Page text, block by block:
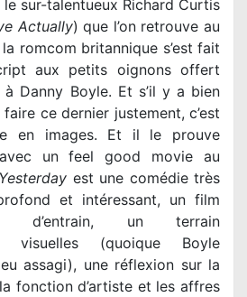
le sur-talentueux Richard Curtis
Actually) que l’on retrouve au
romcom britannique s’est fait
aux petits oignons offert
Danny Boyle. Et s’il y a bien
ce dernier justement, c’est
en images. Et il le prouve
un feel good movie au
Yesterday est une comédie très
et intéressant, un film
d’entrain, un terrain
visuelles (quoique Boyle
assagi), une réflexion sur la
fonction d’artiste et les affres